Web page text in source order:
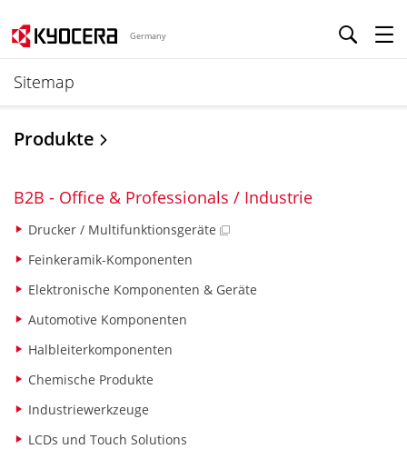
Germany
Sitemap
Produkte
B2B - Office & Professionals / Industrie
Drucker / Multifunktionsgeräte
Feinkeramik-Komponenten
Elektronische Komponenten & Geräte
Automotive Komponenten
Halbleiterkomponenten
Chemische Produkte
Industriewerkzeuge
LCDs und Touch Solutions